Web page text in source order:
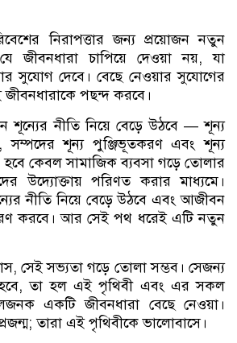
নিরাপত্তার জন্য প্রয়োজন নতুন
জীবনধারা চাপিয়ে দেওয়া নয়, যা
সুযোগ দেবে। বেছে নেওয়ার সুযোগের
পছন্দ করবে।
শূন্যের নীতি নিয়ে বেড়ে উঠবে — শূন্য
সম্পদের শূন্য পুঞ্জিভূতকরণ এবং শূন্য
হবে কেবল সামাজিক ব্যবসা গড়ে তোলার
উদ্যোক্তায় পরিণত করার মাধ্যমে।
নীতি নিয়ে বেড়ে উঠবে এবং আজীবন
করবে। আর সেই পথ ধরেই এটি নতুন
সেই সভ্যতা গড়ে তোলা সম্ভব। সেজন্য
তা হল এই পৃথিবী এবং এর সকল
একটি জীবনধারা বেছে নেওয়া।
তারা এই পৃথিবীকে ভালোবাসে।